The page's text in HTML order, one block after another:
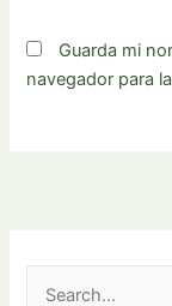
Guarda mi
navegador para